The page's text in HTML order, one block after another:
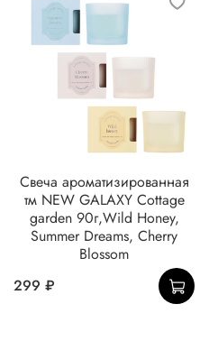
Свеча ароматизированная
тм NEW GALAXY Cottage
garden 90г,Wild Honey,
Summer Dreams, Cherry
Blossom
299 ₽